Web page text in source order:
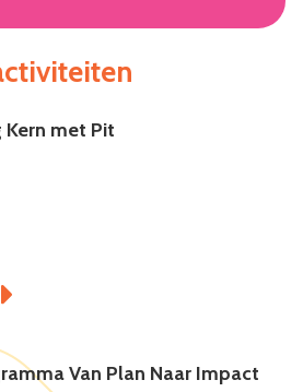
met Pit
Van Plan Naar Impact